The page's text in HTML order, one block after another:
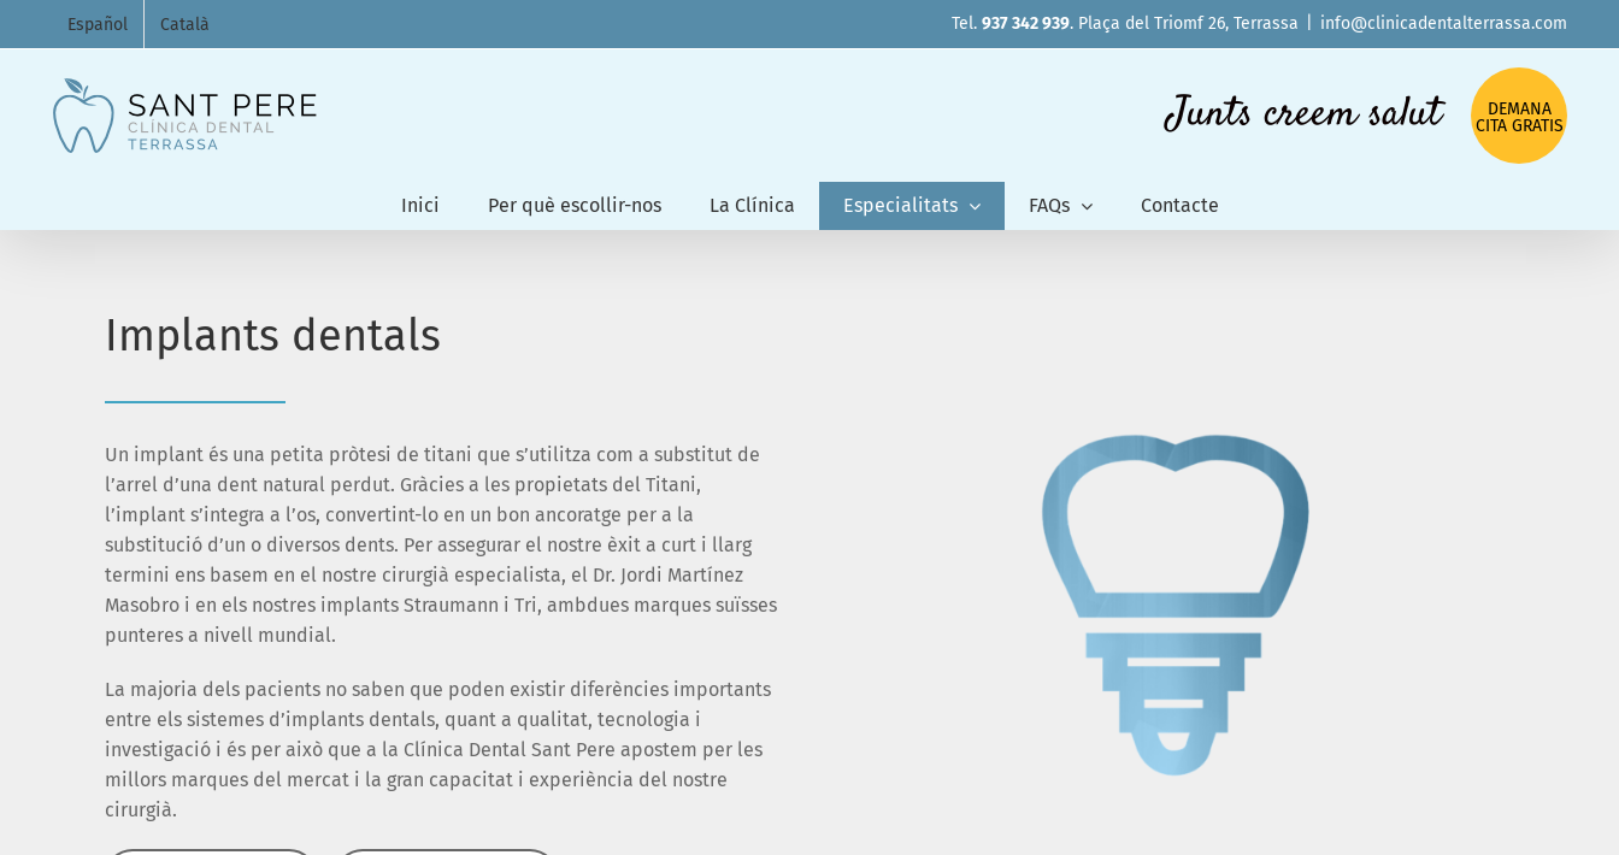
to
content
Español Català Tel.937 342 939. Plaça del Triomf 26, Terrassa info@clinicadentalterrassa.com
Junts creem salut
DEMANA
CITA GRATIS
Inici Per què escollir-nos La Clínica Especialitats FAQs Contacte
Implants dentals
Un implant és una petita pròtesi de titani que s’utilitza com a substitut de
l’arrel d’una dent natural perdut. Gràcies a les propietats del Titani,
l’implant s’integra a l’os, convertint-lo en un bon ancoratge per a la
substitució d’un o diversos dents. Per assegurar el nostre èxit a curt i llarg
termini ens basem en el nostre cirurgià especialista, el Dr. Jordi Martínez
Masobro i en els nostres implants Straumann i Tri, ambdues marques suïsses
punteres a nivell mundial.
La majoria dels pacients no saben que poden existir diferències importants
entre els sistemes d’implants dentals, quant a qualitat, tecnologia i
investigació i és per això que a la Clínica Dental Sant Pere apostem per les
millors marques del mercat i la gran capacitat i experiència del nostre
cirurgià.